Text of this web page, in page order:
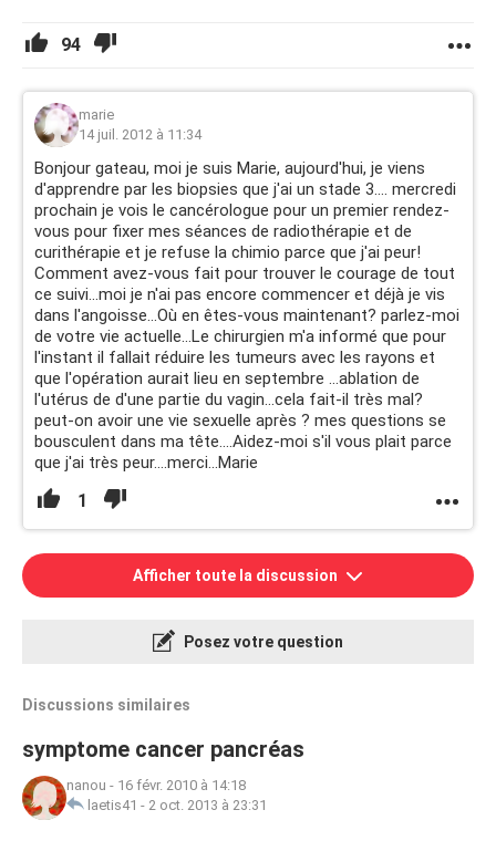
94
marie
14 juil. 2012 à 11:34
Bonjour gateau, moi je suis Marie, aujourd'hui, je viens
d'apprendre par les biopsies que j'ai un stade 3.... mercredi
prochain je vois le cancérologue pour un premier rendez-
vous pour fixer mes séances de radiothérapie et de
curithérapie et je refuse la chimio parce que j'ai peur!
Comment avez-vous fait pour trouver le courage de tout
ce suivi...moi je n'ai pas encore commencer et déjà je vis
dans l'angoisse...Où en êtes-vous maintenant? parlez-moi
de votre vie actuelle...Le chirurgien m'a informé que pour
l'instant il fallait réduire les tumeurs avec les rayons et
que l'opération aurait lieu en septembre ...ablation de
l'utérus de d'une partie du vagin...cela fait-il très mal?
peut-on avoir une vie sexuelle après ? mes questions se
bousculent dans ma tête....Aidez-moi s'il vous plait parce
que j'ai très peur....merci...Marie
1
Afficher toute la discussion
Posez votre question
Discussions similaires
symptome cancer pancréas
nanou - 16 févr. 2010 à 14:18
laetis41 - 2 oct. 2013 à 23:31